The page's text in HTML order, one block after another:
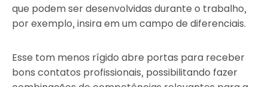
que podem ser desenvolvidas durante o trabalho,
por exemplo, insira em um campo de diferenciais.
Esse tom menos rígido abre portas para receber
bons contatos profissionais, possibilitando fazer